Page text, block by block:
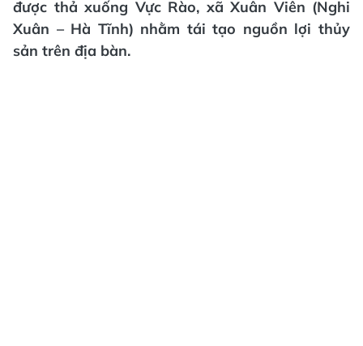
được thả xuống Vực Rào, xã Xuân Viên (Nghi
Xuân – Hà Tĩnh) nhằm tái tạo nguồn lợi thủy
sản trên địa bàn.